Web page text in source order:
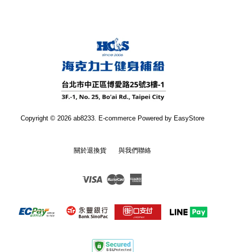
Copyright © 2026 ab8233. E-commerce Powered by EasyStore
關於退換貨 與我們聯絡
Visa Master